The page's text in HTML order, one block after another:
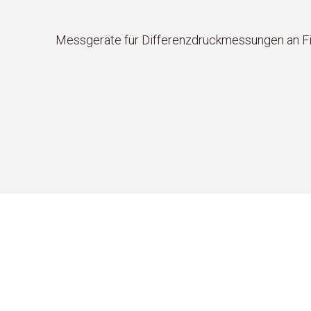
Messgeräte für Differenzdruckmessungen an